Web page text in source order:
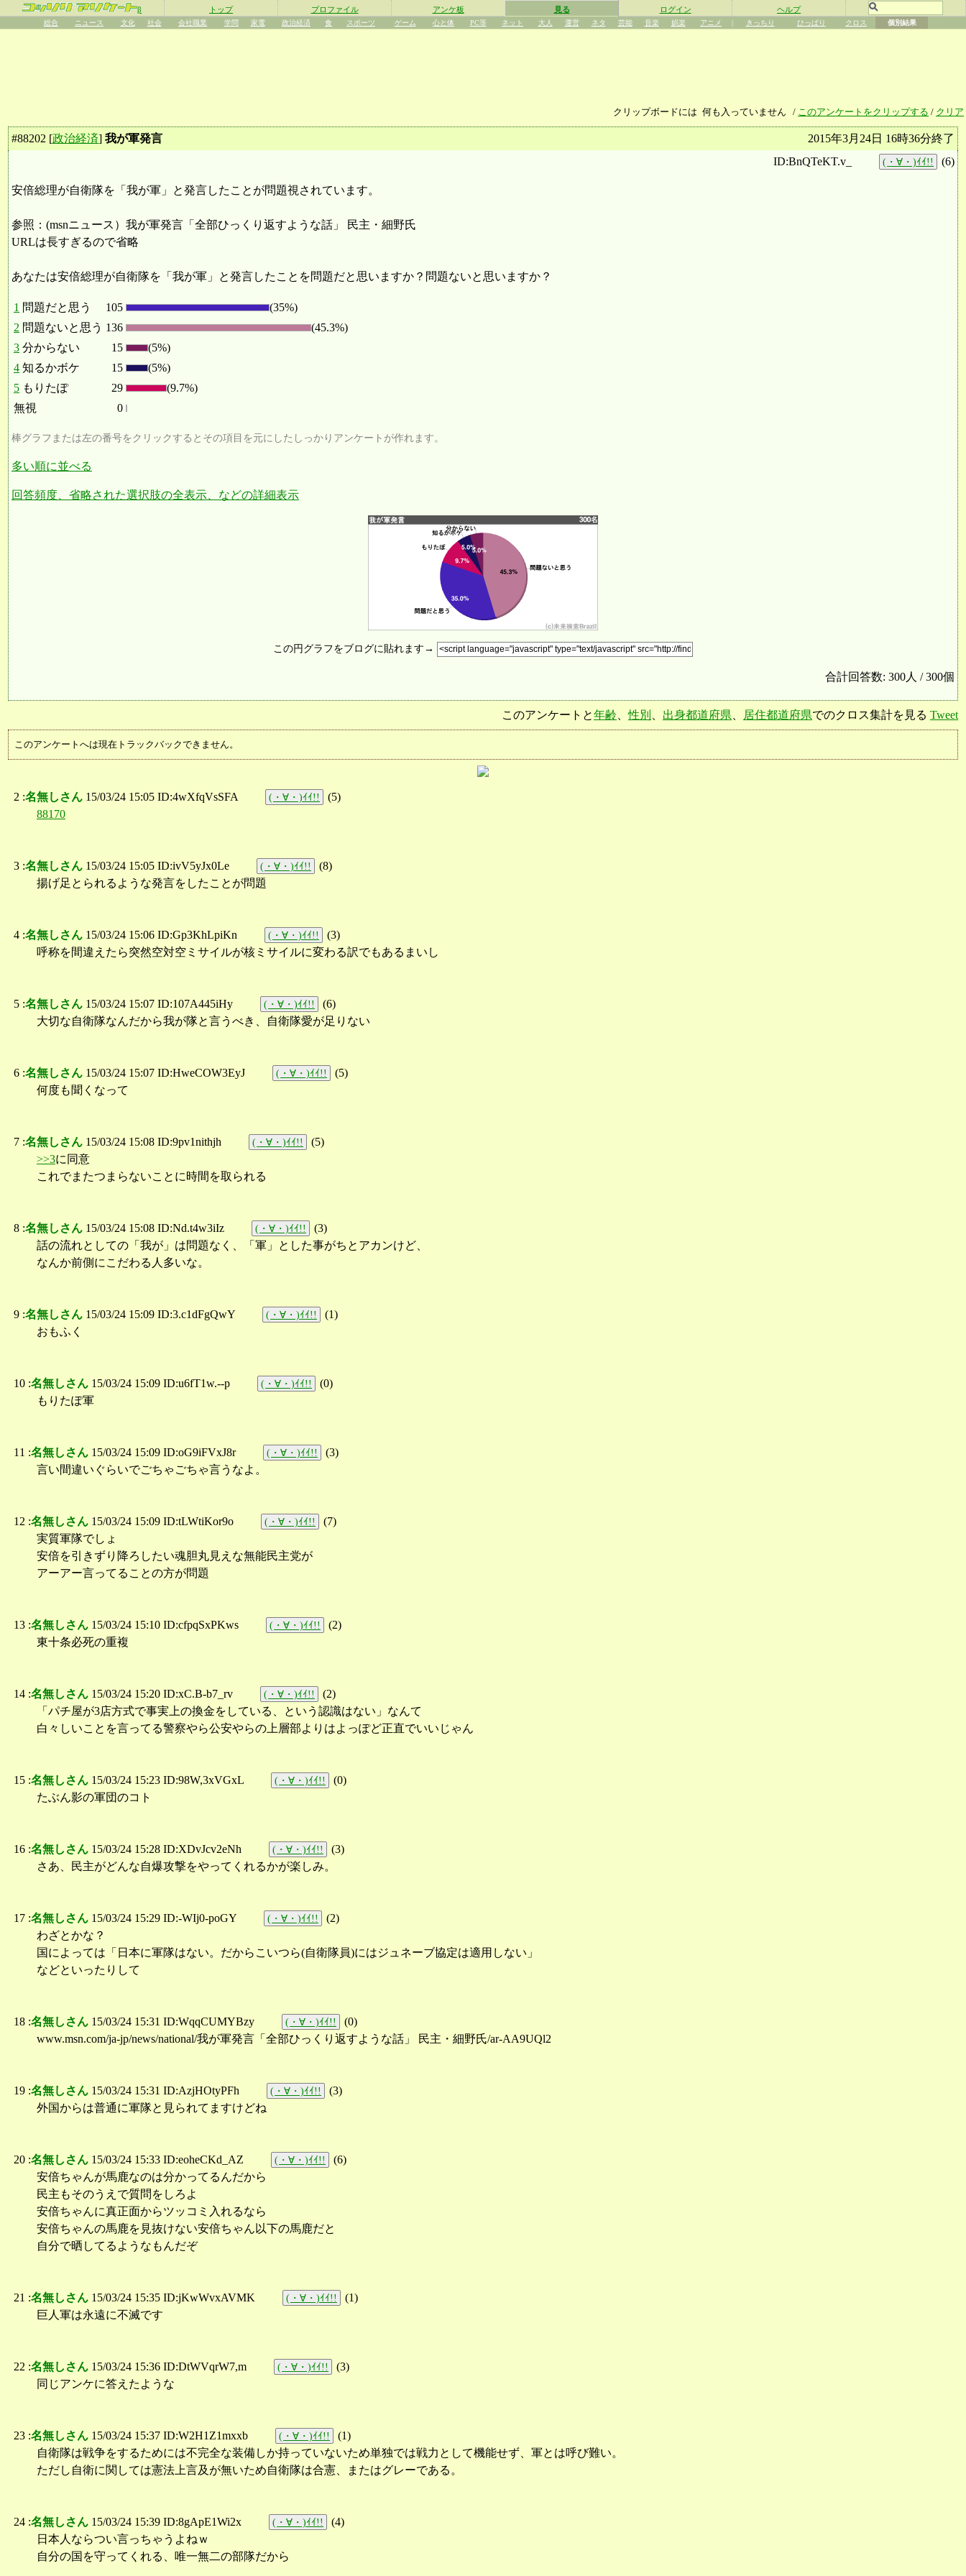
β トップ プロファイル アンケ板 見る ログイン ヘルプ
総合 ニュース 文化 社会 会社職業 学問 家電 政治経済 食 スポーツ ゲーム 心と体 PC等 ネット 大人 運営 ネタ 芸能 音楽 娯楽 アニメ | きっちり ひっぱり クロス 個別結果
クリップボードには 何も入っていません / このアンケートをクリップする / クリア
2015年3月24日 16時36分終了
#88202 [政治経済] 我が軍発言
ID:BnQTeKT.v_
(・∀・)ｲｲ!! (6)
安倍総理が自衛隊を「我が軍」と発言したことが問題視されています。
参照：(msnニュース）我が軍発言「全部ひっくり返すような話」 民主・細野氏
URLは長すぎるので省略
あなたは安倍総理が自衛隊を「我が軍」と発言したことを問題だと思いますか？問題ないと思いますか？
1 問題だと思う 105
(35%)
2 問題ないと思う 136
(45.3%)
3 分からない 15
(5%)
4 知るかボケ 15
(5%)
5 もりたぽ 29
(9.7%)
無視
0
棒グラフまたは左の番号をクリックするとその項目を元にしたしっかりアンケートが作れます。
多い順に並べる
回答頻度、省略された選択肢の全表示、などの詳細表示
この円グラフをブログに貼れます→
合計回答数: 300人 / 300個
このアンケートと年齢 、性別 出身都道府県 居住都道府県でのクロス集計を見る Tweet
このアンケートへは現在トラックバックできません。
2 :名無しさん 15/03/24 15:05 ID:4wXfqVsSFA (・∀・)ｲｲ!! (5)
88170
3 :名無しさん 15/03/24 15:05 ID:ivV5yJx0Le (・∀・)ｲｲ!! (8)
揚げ足とられるような発言をしたことが問題
4 :名無しさん 15/03/24 15:06 ID:Gp3KhLpiKn (・∀・)ｲｲ!! (3)
呼称を間違えたら突然空対空ミサイルが核ミサイルに変わる訳でもあるまいし
5 :名無しさん 15/03/24 15:07 ID:107A445iHy (・∀・)ｲｲ!! (6)
大切な自衛隊なんだから我が隊と言うべき、自衛隊愛が足りない
6 :名無しさん 15/03/24 15:07 ID:HweCOW3EyJ (・∀・)ｲｲ!! (5)
何度も聞くなって
7 :名無しさん 15/03/24 15:08 ID:9pv1nithjh (・∀・)ｲｲ!! (5)
>>3に同意
これでまたつまらないことに時間を取られる
8 :名無しさん 15/03/24 15:08 ID:Nd.t4w3iIz (・∀・)ｲｲ!! (3)
話の流れとしての「我が」は問題なく、「軍」とした事がちとアカンけど、
なんか前側にこだわる人多いな。
9 :名無しさん 15/03/24 15:09 ID:3.c1dFgQwY (・∀・)ｲｲ!! (1)
おもふく
10 :名無しさん 15/03/24 15:09 ID:u6fT1w.--p (・∀・)ｲｲ!! (0)
もりたぽ軍
11 :名無しさん 15/03/24 15:09 ID:oG9iFVxJ8r (・∀・)ｲｲ!! (3)
言い間違いぐらいでごちゃごちゃ言うなよ。
12 :名無しさん 15/03/24 15:09 ID:tLWtiKor9o (・∀・)ｲｲ!! (7)
実質軍隊でしょ
安倍を引きずり降ろしたい魂胆丸見えな無能民主党が
アーアー言ってることの方が問題
13 :名無しさん 15/03/24 15:10 ID:cfpqSxPKws (・∀・)ｲｲ!! (2)
東十条必死の重複
14 :名無しさん 15/03/24 15:20 ID:xC.B-b7_rv (・∀・)ｲｲ!! (2)
「パチ屋が3店方式で事実上の換金をしている、という認識はない」なんて
白々しいことを言ってる警察やら公安やらの上層部よりはよっぽど正直でいいじゃん
15 :名無しさん 15/03/24 15:23 ID:98W,3xVGxL (・∀・)ｲｲ!! (0)
たぶん影の軍団のコト
16 :名無しさん 15/03/24 15:28 ID:XDvJcv2eNh (・∀・)ｲｲ!! (3)
さあ、民主がどんな自爆攻撃をやってくれるかが楽しみ。
17 :名無しさん 15/03/24 15:29 ID:-WIj0-poGY (・∀・)ｲｲ!! (2)
わざとかな？
国によっては「日本に軍隊はない。だからこいつら(自衛隊員)にはジュネーブ協定は適用しない」
などといったりして
18 :名無しさん 15/03/24 15:31 ID:WqqCUMYBzy (・∀・)ｲｲ!! (0)
www.msn.com/ja-jp/news/national/我が軍発言「全部ひっくり返すような話」 民主・細野氏/ar-AA9UQl2
19 :名無しさん 15/03/24 15:31 ID:AzjHOtyPFh (・∀・)ｲｲ!! (3)
外国からは普通に軍隊と見られてますけどね
20 :名無しさん 15/03/24 15:33 ID:eoheCKd_AZ (・∀・)ｲｲ!! (6)
安倍ちゃんが馬鹿なのは分かってるんだから
民主もそのうえで質問をしろよ
安倍ちゃんに真正面からツッコミ入れるなら
安倍ちゃんの馬鹿を見抜けない安倍ちゃん以下の馬鹿だと
自分で晒してるようなもんだぞ
21 :名無しさん 15/03/24 15:35 ID:jKwWvxAVMK (・∀・)ｲｲ!! (1)
巨人軍は永遠に不滅です
22 :名無しさん 15/03/24 15:36 ID:DtWVqrW7,m (・∀・)ｲｲ!! (3)
同じアンケに答えたような
23 :名無しさん 15/03/24 15:37 ID:W2H1Z1mxxb (・∀・)ｲｲ!! (1)
自衛隊は戦争をするためには不完全な装備しか持っていないため単独では戦力として機能せず、軍とは呼び難い。
ただし自衛に関しては憲法上言及が無いため自衛隊は合憲、またはグレーである。
24 :名無しさん 15/03/24 15:39 ID:8gApE1Wi2x (・∀・)ｲｲ!! (4)
日本人ならつい言っちゃうよねｗ
自分の国を守ってくれる、唯一無二の部隊だから